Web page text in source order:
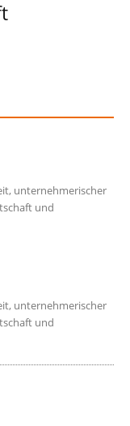
unternehmerischer
und
unternehmerischer
und